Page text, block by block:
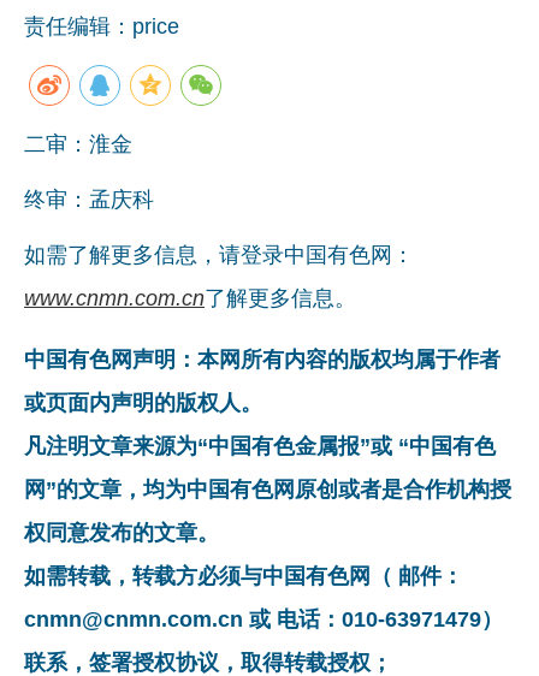
责任编辑：price
二审：淮金
终审：孟庆科
如需了解更多信息，请登录中国有色网：
www.cnmn.com.cn了解更多信息。
中国有色网声明：本网所有内容的版权均属于作者
或页面内声明的版权人。
凡注明文章来源为“中国有色金属报”或 “中国有色
网”的文章，均为中国有色网原创或者是合作机构授
权同意发布的文章。
如需转载，转载方必须与中国有色网（ 邮件：
cnmn@cnmn.com.cn 或 电话：010-63971479）
联系，签署授权协议，取得转载授权；